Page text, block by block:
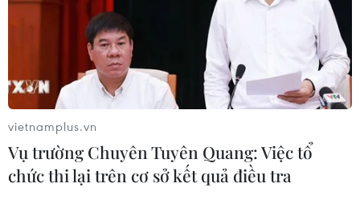
Israel nâng mức cảnh báo trước khả
năng Mỹ tấn công Iran
02/08/2026 01:10
Ai Cập chuẩn bị tổ chức họp 4 bên về
thực thi lệnh ngừng bắn ở Gaza
vietnamplus.vn
Vụ trường Chuyên Tuyên Quang: Việc tổ
chức thi lại trên cơ sở kết quả điều tra